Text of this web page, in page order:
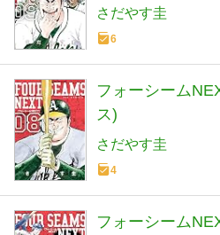
さだやす圭
6
フォーシーム
ス)
さだやす圭
4
フォーシーム